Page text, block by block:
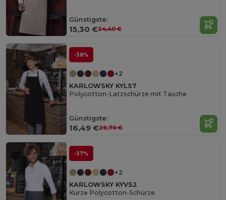
Günstigste:
15,30 €24,40 €
-38%
+2
KARLOWSKY KYLS7
Polycotton-Latzschürze mit Tasche
Günstigste:
16,49 €26,70 €
-37%
+2
KARLOWSKY KYVS2
Kurze Polycotton-Schürze